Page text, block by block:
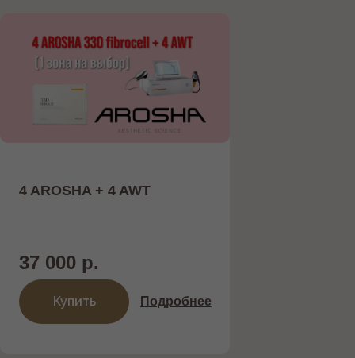
Подробнее
37 000 р.
4 AROSHA + 4 AWT
Купить